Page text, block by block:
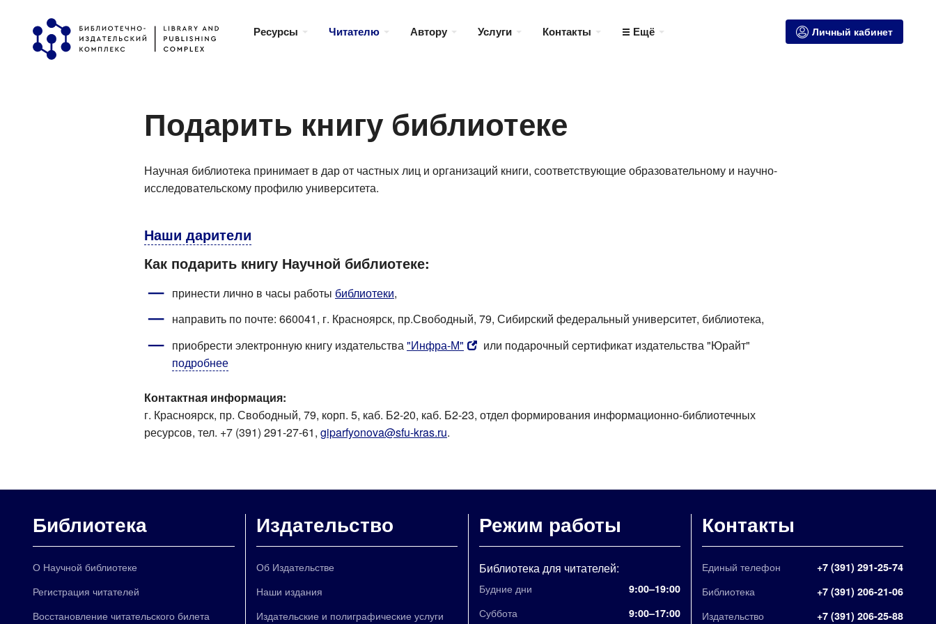
Перейти
основному
Ресурсы Читателю Автору Услуги Контакты Ещё Личный кабинет
Подарить книгу библиотеке
Научная библиотека принимает в дар от частных лиц и организаций книги, соответствующие образовательному и научно-
исследовательскому профилю университета.
Наши дарители
Как подарить книгу Научной библиотеке:
принести лично в часы работы библиотеки,
направить по почте: 660041, г. Красноярск, пр.Свободный, 79, Сибирский федеральный университет, библиотека,
приобрести электронную книгу издательства "Инфра-М"
или подарочный сертификат издательства "Юрайт"
подробнее
Контактная информация:
г. Красноярск, пр. Свободный, 79, корп. 5, каб. Б2-20, каб. Б2-23, отдел формирования информационно-библиотечных
ресурсов, тел. +7 (391) 291-27-61, giparfyonova@sfu-kras.ru.
Библиотека
О Научной библиотеке
Регистрация читателей
Восстановление читательского билета
Издательство
Об Издательстве
Наши издания
Издательские и полиграфические услуги
Режим работы
Библиотека для читателей:
Будние дни 9:00–19:00
Суббота 9:00–17:00
Контакты
Единый телефон +7 (391) 291-25-74
Библиотека +7 (391) 206-21-06
Издательство +7 (391) 206-25-88